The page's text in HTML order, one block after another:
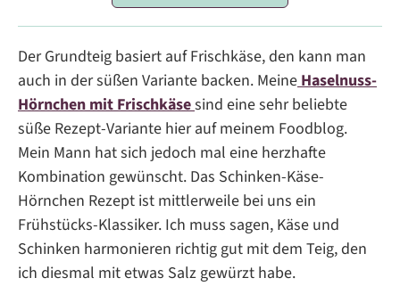
Der Grundteig basiert auf Frischkäse, den kann man
auch in der süßen Variante backen. MeineHaselnuss-
Hörnchen mit Frischkäsesind eine sehr beliebte
süße Rezept-Variante hier auf meinem Foodblog.
Mein Mann hat sich jedoch mal eine herzhafte
Kombination gewünscht. Das Schinken-Käse-
Hörnchen Rezept ist mittlerweile bei uns ein
Frühstücks-Klassiker. Ich muss sagen, Käse und
Schinken harmonieren richtig gut mit dem Teig, den
ich diesmal mit etwas Salz gewürzt habe.